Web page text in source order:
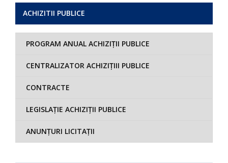
ACHIZITII PUBLICE
PROGRAM ANUAL ACHIZIȚII PUBLICE
CENTRALIZATOR ACHIZIȚIII PUBLICE
CONTRACTE
LEGISLAȚIE ACHIZIȚII PUBLICE
ANUNȚURI LICITAȚII